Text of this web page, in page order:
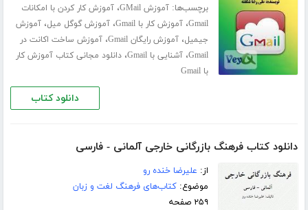
برچسب‌ها:آموزش GMail ،آموزش کار کردن با امکانات
Gmail،آموزش کار با Gmail ،آموزش گوگل میل،آموزش
جیمیل،آموزش رایگان Gmail ،آموزش ساخت اکانت در
Gmail،آشنایی با Gmail ،دانلود مجانی کتاب آموزش کار
با Gmail
دانلود کتاب
دانلود کتاب فرهنگ بازرگانی خارجی آلمانی - فارسی
از: علیرضا خنده رو
موضوع:کتاب‌های فرهنگ لغت و زبان
۲۵۹ صفحه